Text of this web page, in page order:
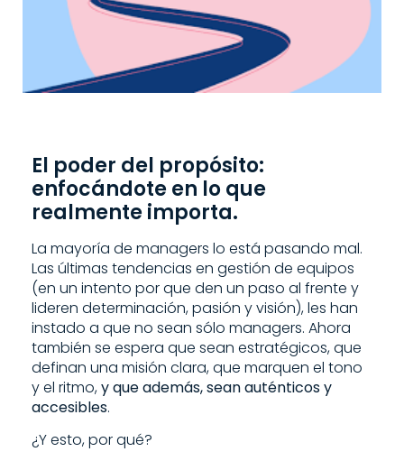
El poder del propósito:
enfocándote en lo que
realmente importa.
La mayoría de managers lo está pasando mal.
Las últimas tendencias en gestión de equipos
(en un intento por que den un paso al frente y
lideren determinación, pasión y visión), les han
instado a que no sean sólo managers. Ahora
también se espera que sean estratégicos, que
definan una misión clara, que marquen el tono
y el ritmo,y que además, sean auténticos y
accesibles.
¿Y esto, por qué?